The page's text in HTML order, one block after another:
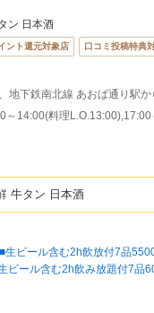
ン 日本酒
ント還元対象店 口コミ投稿特典
地下鉄南北線 あおば通り駅
牛タン 日本酒
生ビール含む2h飲放付7品
ビール含む2h飲み放題付7品